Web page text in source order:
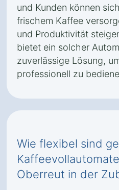
und Kunden können
frischem Kaffee
und Produktivität
bietet ein solcher
zuverlässige Lösung,
professionell zu
Wie flexibel sind
Oberreut in der